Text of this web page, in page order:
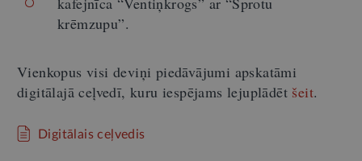
krēmzupu”.
Vienkopus visi deviņi piedāvājumi apskatāmi
digitālajā ceļvedī, kuru iespējams lejuplādēt šeit.
Digitālais ceļvedis